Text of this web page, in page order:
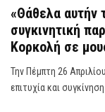
«Θάθελα αυτήν
συγκινητική
Κορκολή σε
Την Πέμπτη 26
επιτυχία και συγκίνηση